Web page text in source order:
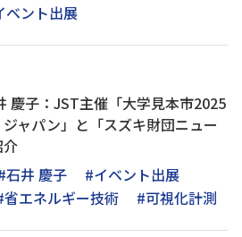
ベント出展
慶子：JST主催「大学見本市2025
ャパン」と「スズキ財団ニュー
石井 慶子
#イベント出展
省エネルギー技術 #可視化計測